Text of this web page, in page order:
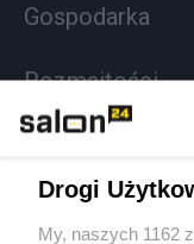
Gospodarka
Rozmaitości
Sport
Drogi
My, naszych 1162